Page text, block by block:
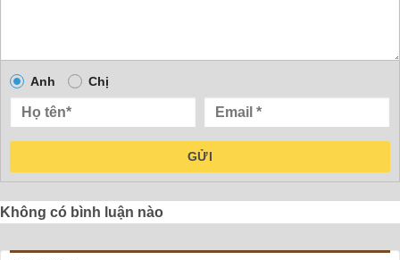
Anh Chị
GỬI
Không có bình luận nào